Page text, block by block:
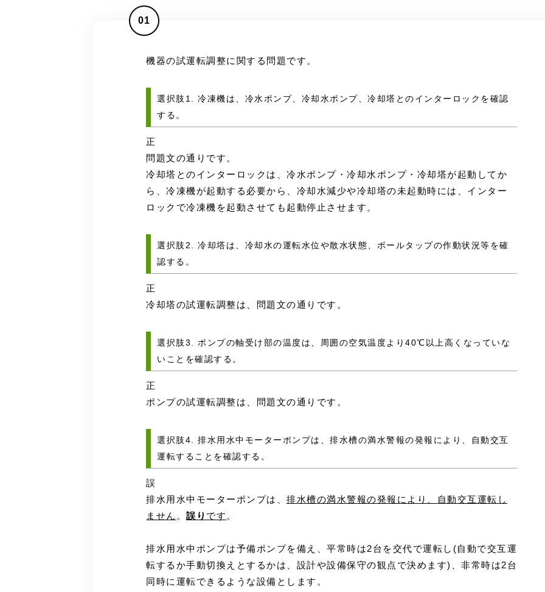
01
機器の試運転調整に関する問題です。
選択肢1. 冷凍機は、冷水ポンプ、冷却水ポンプ、冷却塔とのインターロックを確認
する。
正
問題文の通りです。
冷却塔とのインターロックは、冷水ポンプ・冷却水ポンプ・冷却塔が起動してか
ら、冷凍機が起動する必要から、冷却水減少や冷却塔の未起動時には、インター
ロックで冷凍機を起動させても起動停止させます。
選択肢2. 冷却塔は、冷却水の運転水位や散水状態、ボールタップの作動状況等を確
認する。
正
冷却塔の試運転調整は、問題文の通りです。
選択肢3. ポンプの軸受け部の温度は、周囲の空気温度より40℃以上高くなっていな
いことを確認する。
正
ポンプの試運転調整は、問題文の通りです。
選択肢4. 排水用水中モーターポンプは、排水槽の満水警報の発報により、自動交互
運転することを確認する。
誤
排水用水中モーターポンプは、 排水槽の満水警報の発報により、自動交互運転し
ません 。 誤り です 。
排水用水中ポンプは予備ポンプを備え、平常時は2台を交代で運転し(自動で交互運
転するか手動切換えとするかは、設計や設備保守の観点で決めます)、非常時は2台
同時に運転できるような設備とします。